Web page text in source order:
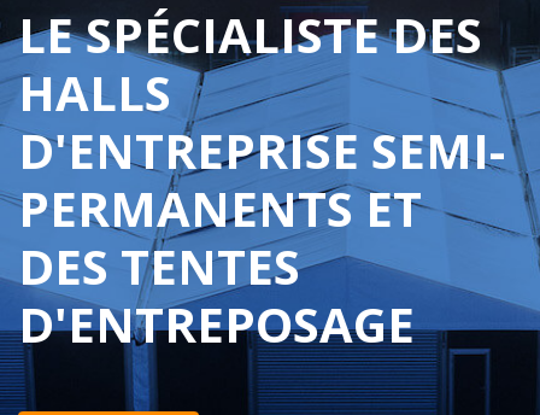
LE SPÉCIALISTE DES
HALLS
D'ENTREPRISE SEMI-
PERMANENTS ET
DES TENTES
D'ENTREPOSAGE